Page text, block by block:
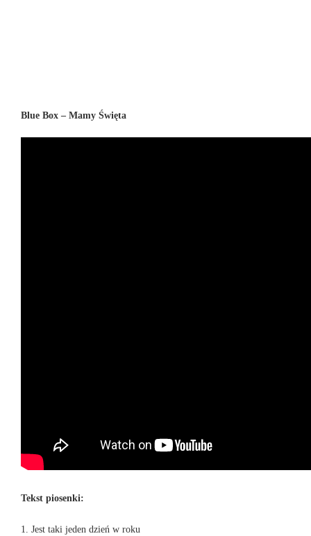
Blue Box – Mamy Święta
Tekst piosenki:
1. Jest taki jeden dzień w roku